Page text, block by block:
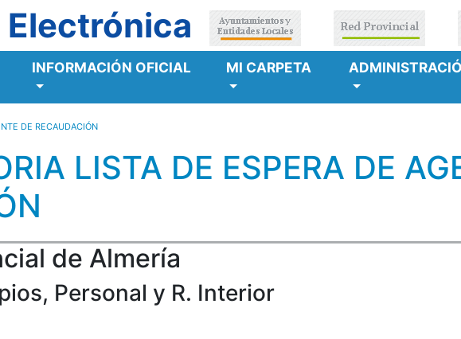
Electrónica
INFORMACIÓN OFICIAL MI CARPETA
DE RECAUDACIÓN
LISTA DE ESPERA DE
de Almería
Personal y R. Interior